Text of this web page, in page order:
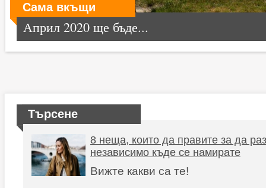
Сама вкъщи
Април 2020 ще бъде...
Търсене
8 неща, които да правите за да
независимо къде се намирате
Вижте какви са те!